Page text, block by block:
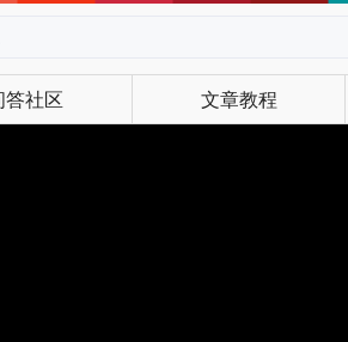
答社区 文章教程